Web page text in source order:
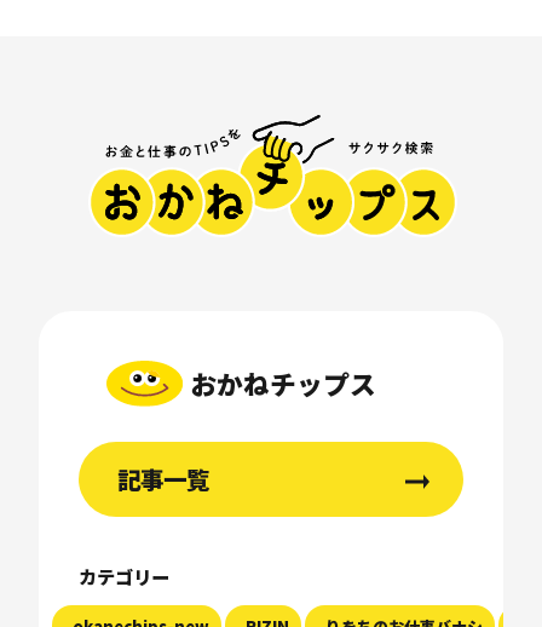
おかねチップス
記事一覧
カテゴリー